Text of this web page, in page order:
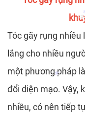
*
*
Tóc gãy rụng nhiều
lắng cho nhiều
một phương pháp
đổi diện mạo. Vậy,
nhiều, có nên tiếp